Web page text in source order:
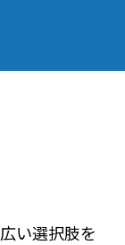
い選択肢を